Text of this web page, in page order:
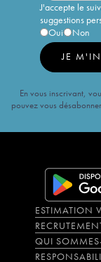
J'accepte le
suggestions
Oui
Non
JE
En vous inscrivant,
pouvez vous
ESTIMATION
QUI